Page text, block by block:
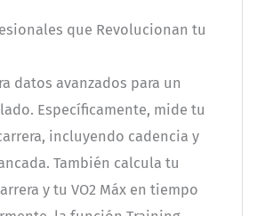
que Revolucionan tu
datos avanzados para un
Específicamente, mide tu
incluyendo cadencia y
También calcula tu
y tu VO2 Máx en tiempo